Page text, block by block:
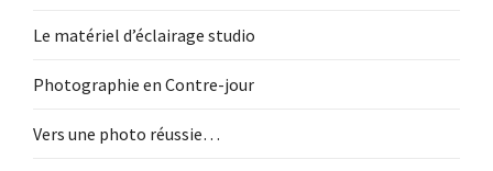
Le matériel d’éclairage studio
Photographie en Contre-jour
Vers une photo réussie…